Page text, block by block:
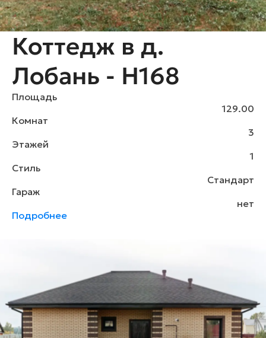
Коттедж в д.
Лобань - H168
Площадь
129.00
Комнат
3
Этажей
1
Стиль
Стандарт
Гараж
нет
Подробнее